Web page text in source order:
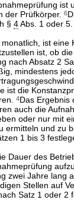
ist
der Prüfkörper. 6
§ 4Abs. 1 oder 5.
ist eine
ist, ob
nach Absatz 2
mindestens
ist die
4Das Ergebnis
auch die
oder nur mit
ermitteln und zu
1 bis 3
Dauer des
zwei Jahre lang
Stellen auf
Satz 1 oder 2